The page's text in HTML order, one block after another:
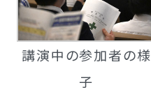
講演中の参加者の様
子